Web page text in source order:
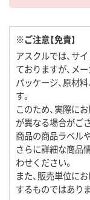
※ご注意【免責】
アスクルでは、サ
ておりますが、メー
パッケージ、原材
す。
このため、実際に
が異なる場合がご
商品の商品ラベル
さらに詳細な商品
わせください。
また、販売単位に
するものではあり